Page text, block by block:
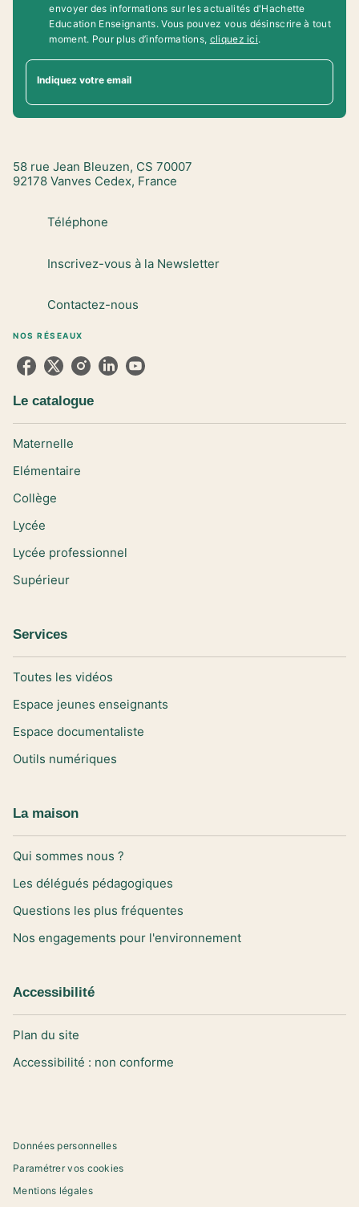
envoyer des informations sur les actualités d'Hachette
Education Enseignants. Vous pouvez vous désinscrire à tout
moment. Pour plus d’informations, cliquez ici.
Indiquez votre email
58 rue Jean Bleuzen, CS 70007
92178 Vanves Cedex, France
Téléphone
Inscrivez-vous à la Newsletter
Contactez-nous
NOS RÉSEAUX
Le catalogue
Maternelle
Elémentaire
Collège
Lycée
Lycée professionnel
Supérieur
Services
Toutes les vidéos
Espace jeunes enseignants
Espace documentaliste
Outils numériques
La maison
Qui sommes nous ?
Les délégués pédagogiques
Questions les plus fréquentes
Nos engagements pour l'environnement
Accessibilité
Plan du site
Accessibilité : non conforme
Données personnelles
Paramétrer vos cookies
Mentions légales